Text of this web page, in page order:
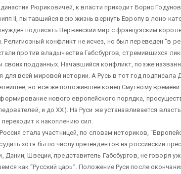
Рюриковичей, к власти приходит Борис
II, пытавшийся всю жизнь вернуть Европу в лоно
подписать Вервенский мир с французским
конфликт не исчез, но был переведен “в
против владычества Габсбургов, стремившихся
своих подданных. Начавшийся конфликт, позже
всей мировой истории. А Русь в тот год подписала
но все же положившее конец Смутному времени.
нового европейского порядка,
и до ХХ). На Руси же устанавливается
к накоплению сил.
стала участницей, по словам историков,
хотя бы по числу претендентов на российский
Дании, Швеции, представитель Габсбургов, не говоря
как “Русский царь”. Положение Руси после